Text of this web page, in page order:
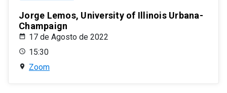
Jorge Lemos, University of Illinois Urbana-
Champaign
17 de Agosto de 2022
15:30
Zoom